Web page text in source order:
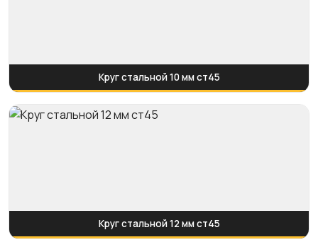
Круг стальной 10 мм ст45
Круг стальной 12 мм ст45